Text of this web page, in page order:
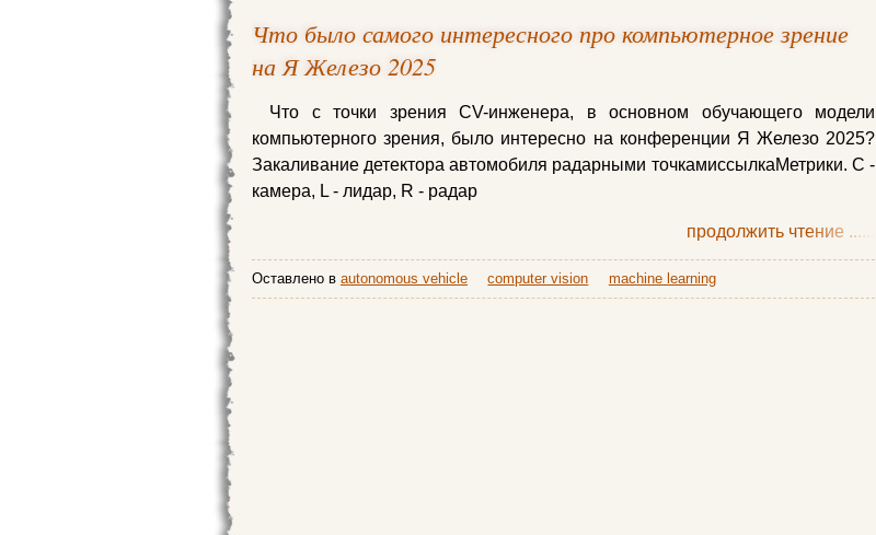
Что было самого интересного про компьютерное зрение
на Я Железо 2025
Что с точки зрения CV-инженера, в основном обучающего модели
компьютерного зрения, было интересно на конференции Я Железо 2025?
Закаливание детектора автомобиля радарными точкамиссылкаМетрики. С -
камера, L - лидар, R - радар
продолжить чтение ......
Оставлено в autonomous vehicle computer vision machine learning